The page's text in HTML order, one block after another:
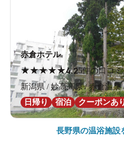
赤倉ホテル
★★★★★4.25件の口コミ
新潟県 / 妙高高原 / 赤倉温泉
日帰り
宿泊 クーポンあ
長野県の温浴施設